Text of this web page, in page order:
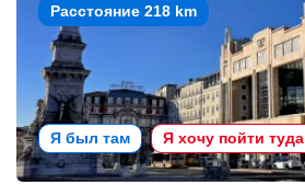
Расстояние 218 km
Я был там Я хочу пойти туда